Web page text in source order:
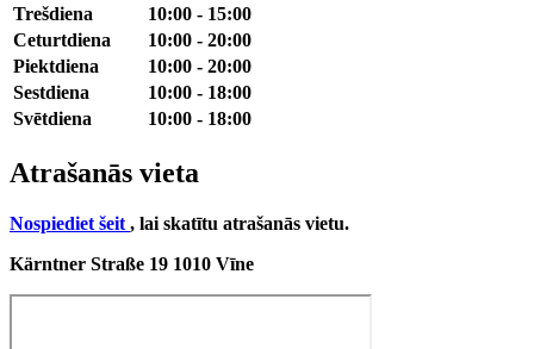
Trešdiena
10:00 - 15:00
Ceturtdiena
10:00 - 20:00
Piektdiena
10:00 - 20:00
Sestdiena
10:00 - 18:00
Svētdiena
10:00 - 18:00
Atrašanās vieta
Nospiediet šeit , lai skatītu atrašanās vietu.
Kärntner Straße 19 1010 Vīne